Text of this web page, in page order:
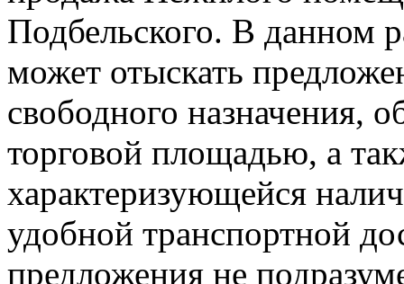
Подбельского. В данном
может отыскать
свободного назначения,
торговой площадью, а
характеризующейся
удобной транспортной
предложения не